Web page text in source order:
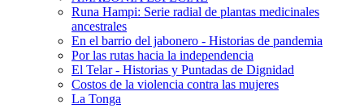
Runa Hampi: Serie radial de plantas medicinales
ancestrales
En el barrio del jabonero - Historias de pandemia
Por las rutas hacia la independencia
El Telar - Historias y Puntadas de Dignidad
Costos de la violencia contra las mujeres
La Tonga